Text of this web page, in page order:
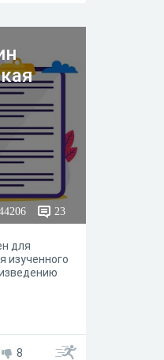
углом.
23
для
изученного
8